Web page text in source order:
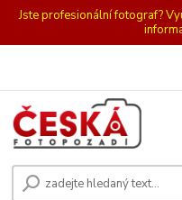
Jste profesionální fotograf?